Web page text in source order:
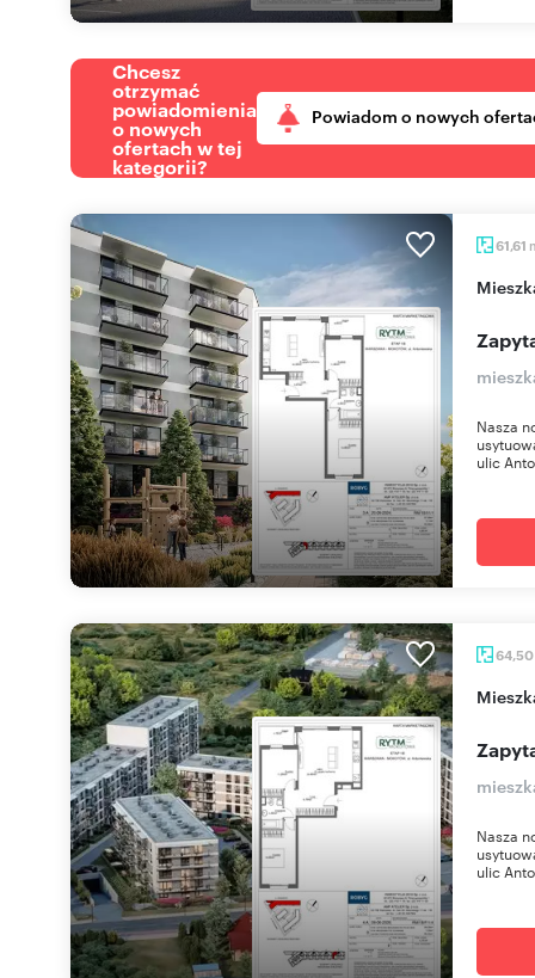
Chcesz
otrzymać
powiadomienia
o nowych
ofertach w tej
kategorii?
Powiadom o nowych
61,61
Nasza
ulic
64,50
Nasza
ulic